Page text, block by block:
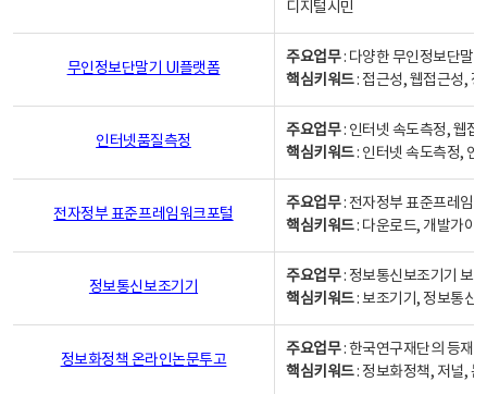
디지털시민
무인정보단말기 UI플랫폼
주요업무: 다양한 무인정보단말
핵심키워드: 접근성, 웹접근성,
인터넷품질측정
주요업무: 인터넷 속도측정, 웹접
핵심키워드: 인터넷 속도측정, 인
전자정부 표준프레임워크포털
주요업무: 전자정부 표준프레임
핵심키워드: 다운로드, 개발가이
정보통신보조기기
주요업무: 정보통신보조기기 보
핵심키워드: 보조기기, 정보통신
정보화정책 온라인논문투고
주요업무: 한국연구재단의 등재
핵심키워드: 정보화정책, 저널,